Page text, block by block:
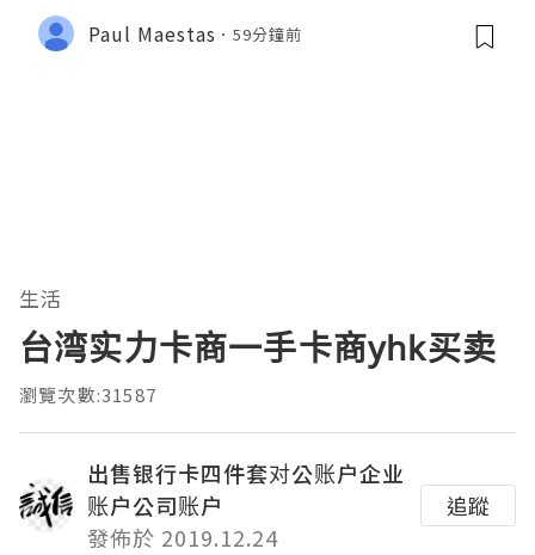
Paul Maestas 59分鐘前
生活
台湾实力卡商一手卡商yhk买卖
瀏覽次數:31587
出售银行卡四件套对公账户企业
账户公司账户
發佈於 2019.12.24
追蹤